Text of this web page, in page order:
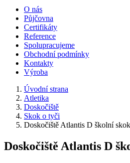
O nás
Půjčovna
Certifikáty
Reference
Spolupracujeme
Obchodní podmínky
Kontakty
Výroba
Úvodní strana
Atletika
Doskočiště
Skok o tyči
Doskočiště Atlantis D školní
Doskočiště Atlantis D